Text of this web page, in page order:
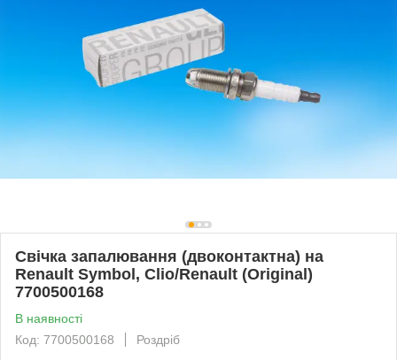
Свічка запалювання (двоконтактна) на
Renault Symbol, Clio/Renault (Original)
7700500168
В наявності
Код: 7700500168
Роздріб